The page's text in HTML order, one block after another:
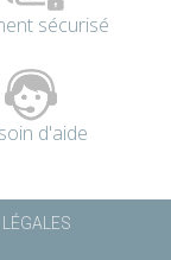
sécurisé
d'aide